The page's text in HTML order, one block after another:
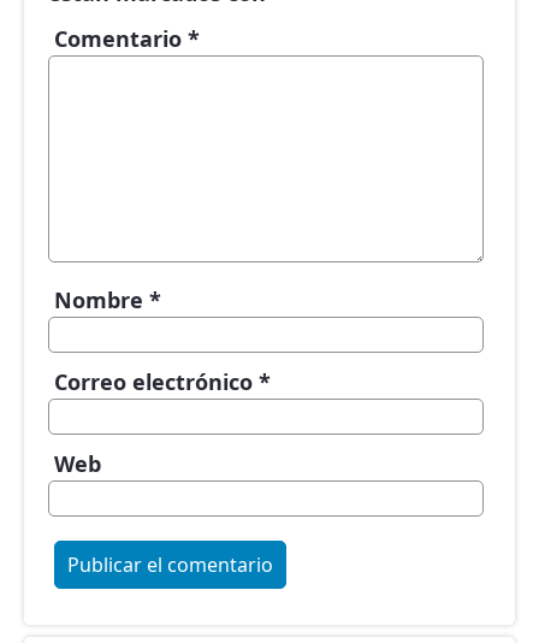
Comentario *
Nombre *
Correo electrónico *
Web